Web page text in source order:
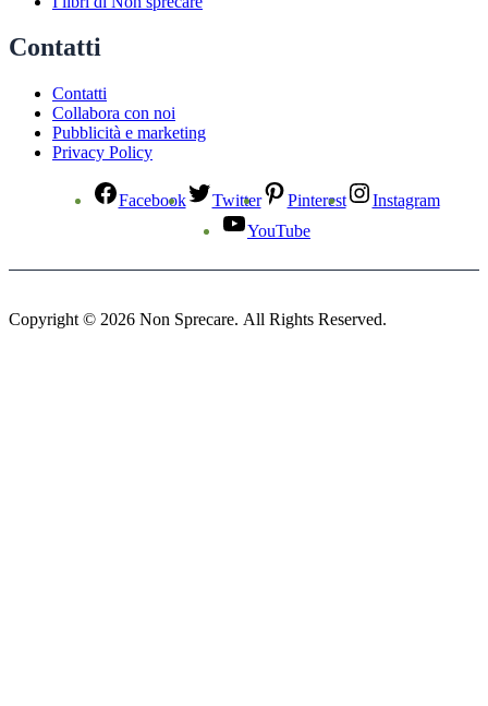
Contatti
Contatti
Collabora con noi
Pubblicità e marketing
Privacy Policy
Facebook Twitter Pinterest
Instagram
YouTube
Copyright © 2026 Non Sprecare. All Rights Reserved.